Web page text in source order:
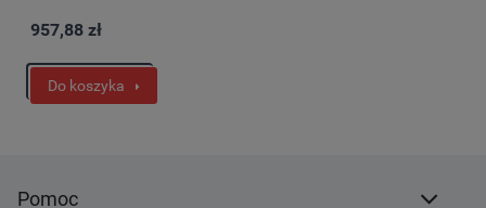
957,88 zł
Do koszyka
Pomoc